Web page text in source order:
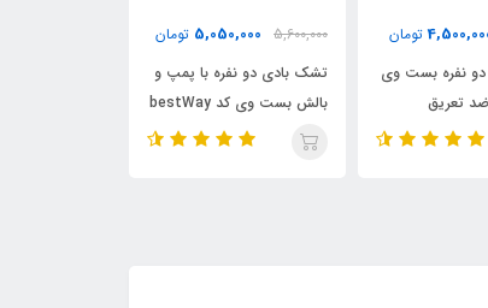
5,050,000 تومان
نفره با پمپ و
بالش بست وی کد bestWay
4,900,000
4,000,000 تومان
تشک بادی دو نفره طبی
اینتکس با عرض 137 کد Intex
64758